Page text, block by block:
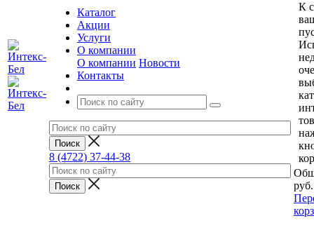
Каталог
Акции
Услуги
О компании
О компании Новости
Контакты
8 (4722) 37-44-38
К
руб.